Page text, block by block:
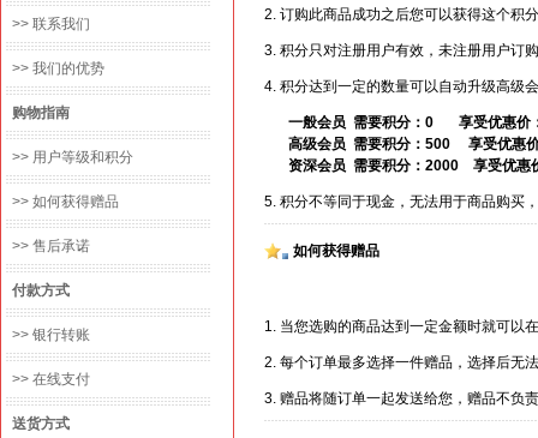
>> 联系我们
>> 我们的优势
购物指南
>> 用户等级和积分
>> 如何获得赠品
>> 售后承诺
付款方式
>> 银行转账
>> 在线支付
送货方式
2. 订购此商品成功之后您可以获得这个积
3. 积分只对注册用户有效，未注册用户订
4. 积分达到一定的数量可以自动升级高级
一般会员 需要积分：0 享受优惠价
高级会员 需要积分：500 享受优惠
资深会员 需要积分：2000 享受优惠
5. 积分不等同于现金，无法用于商品购买
如何获得赠品
1. 当您选购的商品达到一定金额时就可以
2. 每个订单最多选择一件赠品，选择后无
3. 赠品将随订单一起发送给您，赠品不负